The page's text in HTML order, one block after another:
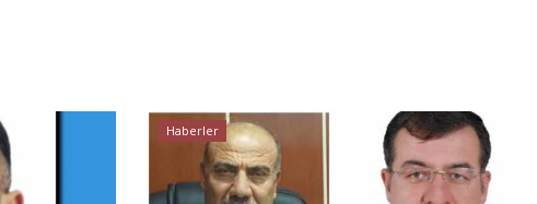
Haberler